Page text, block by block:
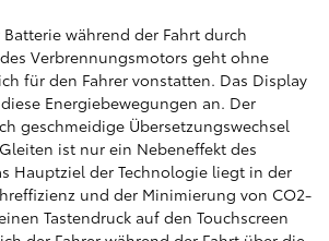
während der Fahrt durch
Verbrennungsmotors geht ohne
für den Fahrer vonstatten. Das Display
Energiebewegungen an. Der
geschmeidige Übersetzungswechsel
ist nur ein Nebeneffekt des
Hauptziel der Technologie liegt in der
und der Minimierung von CO2-
Tastendruck auf den Touchscreen